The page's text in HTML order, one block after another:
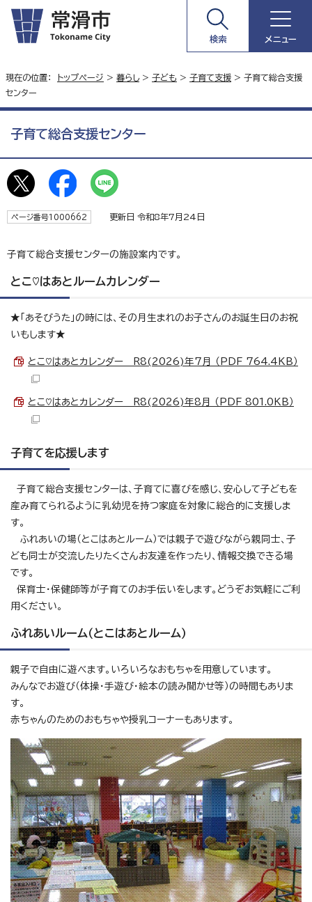
検索 メニュー
現在の位置： トップページ > 暮らし> 子ども > 子育て支援 > 子育て総合支援
センター
子育て総合支援センター
ページ番号1000662 更新日 令和8年7月24日
子育て総合支援センターの施設案内です。
とこ♡はあとルームカレンダー
★「あそびうた」の時には、その月生まれのお子さんのお誕生日のお祝
いもします★
とこ♡はあとカレンダー R8(2026)年7月 （PDF 764.4KB）
とこ♡はあとカレンダー R8(2026)年8月 （PDF 801.0KB）
子育てを応援します
子育て総合支援センターは、子育てに喜びを感じ、安心して子どもを
産み育てられるように乳幼児を持つ家庭を対象に総合的に支援しま
す。
ふれあいの場（とこはあとルーム）では親子で遊びながら親同士、子
ども同士が交流したりたくさんお友達を作ったり、情報交換できる場
です。
保育士・保健師等が子育てのお手伝いをします。どうぞお気軽にご利
用ください。
ふれあいルーム（とこはあとルーム）
親子で自由に遊べます。いろいろなおもちゃを用意しています。
みんなでお遊び（体操・手遊び・絵本の読み聞かせ等）の時間もありま
す。
赤ちゃんのためのおもちゃや授乳コーナーもあります。